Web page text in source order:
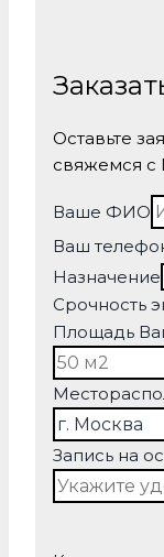
Оставьте
свяжемся с
Ваше ФИО
Ваш
Назначение
Срочность
Площадь
Запись на